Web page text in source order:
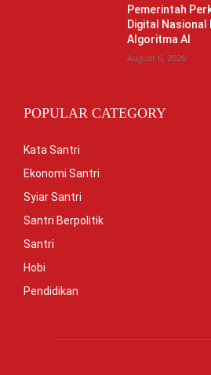
Pemerintah
Digital Nasional
Algoritma AI
August 6, 2026
POPULAR CATEGORY
Kata Santri
Ekonomi Santri
Syiar Santri
Santri Berpolitik
Santri
Hobi
Pendidikan